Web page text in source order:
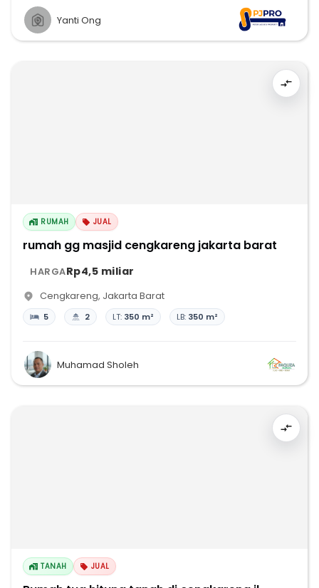
Yanti Ong
RUMAH JUAL
rumah gg masjid cengkareng jakarta barat
HARGARp4,5 miliar
Cengkareng, Jakarta Barat
5 2 LT: 350 m² LB: 350 m²
Muhamad Sholeh
TANAH JUAL